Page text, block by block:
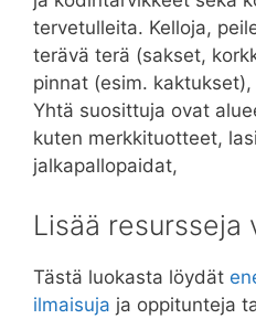
tervetulleita. Kelloja,
terävä terä (sakset,
pinnat (esim.
Yhtä suosittuja ovat
kuten merkkituotteet,
jalkapallopaidat,
Lisää resursseja
Tästä luokasta löydät
ilmaisuja ja oppitunteja